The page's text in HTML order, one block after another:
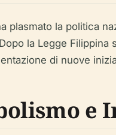
plasmato la politica
la Legge Filippina
di nuove
e